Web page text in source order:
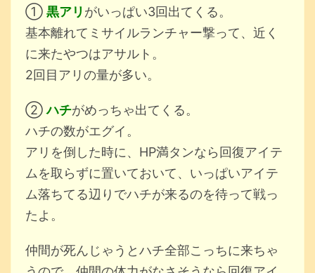
① 黒アリ がいっぱい3回出てくる。
基本離れてミサイルランチャー撃って、近く
に来たやつはアサルト。
2回目アリの量が多い。
②ハチがめっちゃ出てくる。
ハチの数がエグイ。
アリを倒した時に、HP満タンなら回復アイテ
ムを取らずに置いておいて、いっぱいアイテ
ム落ちてる辺りでハチが来るのを待って戦っ
たよ。
仲間が死んじゃうとハチ全部こっちに来ちゃ